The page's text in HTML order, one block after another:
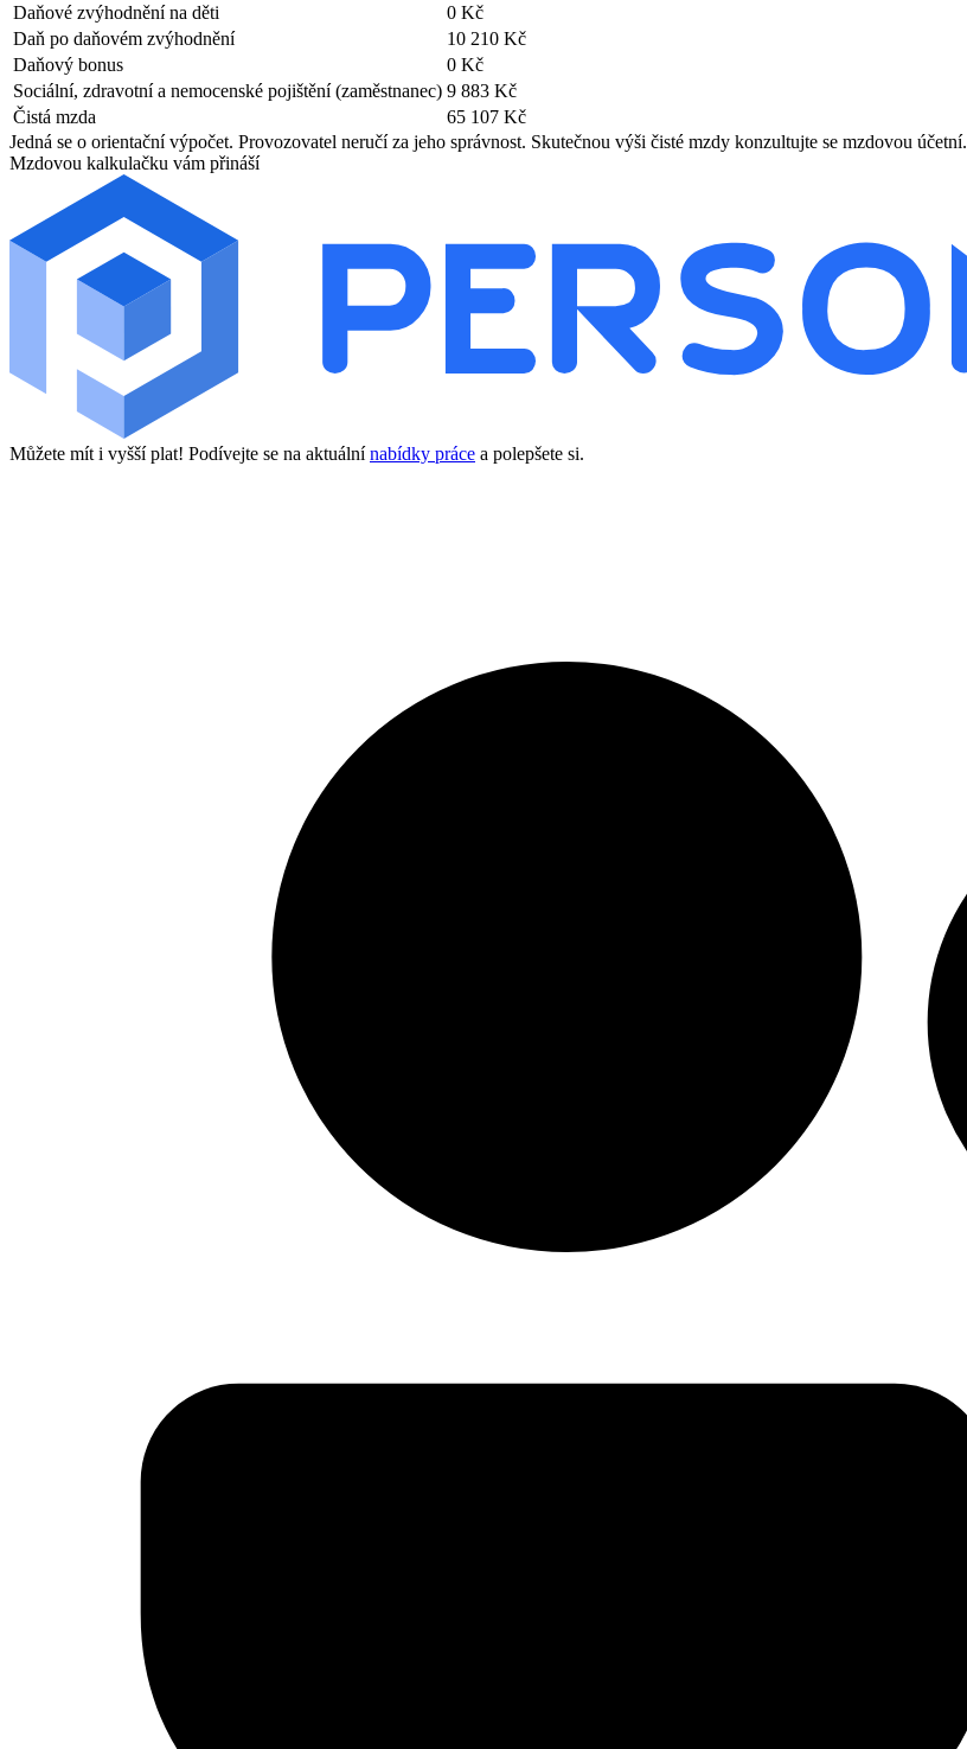
Daňové zvýhodnění na děti
0 Kč
Daň po daňovém zvýhodnění
10 210 Kč
Daňový bonus
0 Kč
Sociální, zdravotní a nemocenské pojištění (zaměstnanec) 9 883 Kč
Čistá mzda
65 107 Kč
Jedná se o orientační výpočet. Provozovatel neručí za jeho správnost. Skutečnou výši čisté mzdy konzultujte se mzdovou účetní.
Mzdovou kalkulačku vám přináší
Můžete mít i vyšší plat! Podívejte se na aktuálnínabídky práce a polepšete si.